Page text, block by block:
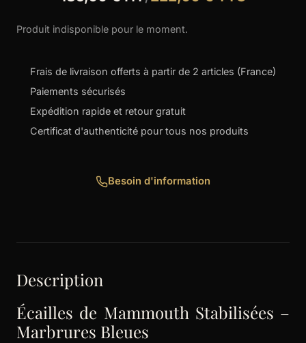
Produit indisponible pour le moment.
Frais de livraison offerts à partir de 2 articles (France)
Paiements sécurisés
Expédition rapide et retour gratuit
Certificat d'authenticité pour tous nos produits
Besoin d'information
Description
Écailles de Mammouth Stabilisées –
Marbrures Bleues